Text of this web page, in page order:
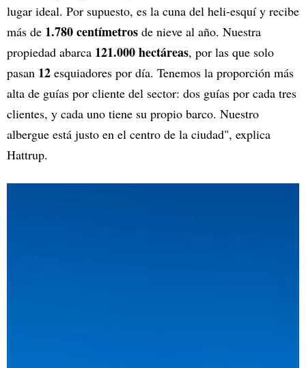
lugar ideal. Por supuesto, es la cuna del heli-esquí y recibe
más de 1.780 centímetros de nieve al año. Nuestra
propiedad abarca 121.000 hectáreas, por las que solo
pasan 12 esquiadores por día. Tenemos la proporción más
alta de guías por cliente del sector: dos guías por cada tres
clientes, y cada uno tiene su propio barco. Nuestro
albergue está justo en el centro de la ciudad", explica
Hattrup.